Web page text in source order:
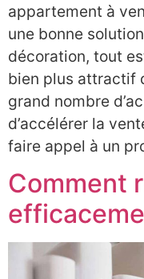
appartement à
une bonne
décoration, tout
bien plus attractif
grand nombre
d’accélérer la
faire appel à un
Comment